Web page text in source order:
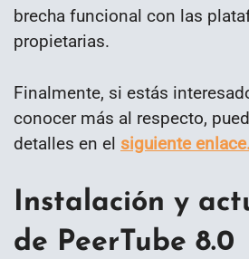
brecha funcional con las
propietarias.
Finalmente, si estás
conocer más al respecto,
detalles en el siguiente
Instalación y
de PeerTube 8.0